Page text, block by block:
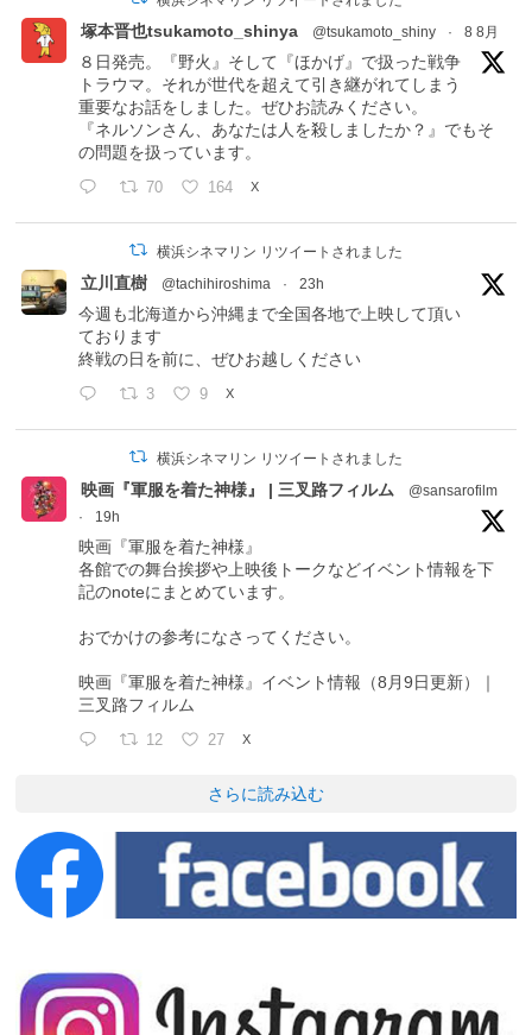
塚本晋也tsukamoto_shinya @tsukamoto_shiny · 8 8月
８日発売。『野火』そして『ほかげ』で扱った戦争
トラウマ。それが世代を超えて引き継がれてしまう
重要なお話をしました。ぜひお読みください。
『ネルソンさん、あなたは人を殺しましたか？』でもそ
の問題を扱っています。
70 164 X
横浜シネマリン リツイートされました
立川直樹 @tachihiroshima · 23h
今週も北海道から沖縄まで全国各地で上映して頂い
ております
終戦の日を前に、ぜひお越しください
3 9 X
横浜シネマリン リツイートされました
映画『軍服を着た神様』 | 三叉路フィルム
@sansarofilm
·
19h
映画『軍服を着た神様』
各館での舞台挨拶や上映後トークなどイベント情報を下
記のnoteにまとめています。
おでかけの参考になさってください。
映画『軍服を着た神様』イベント情報（8月9日更新）｜
三叉路フィルム
12 27 X
さらに読み込む